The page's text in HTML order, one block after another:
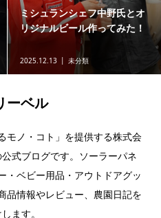
ミシュランシェフ中野氏とオ
リジナルビール作ってみた！
2025.12.13 未分類
ーベル
モノ・コト」を提供する株式会
式ブログです。ソーラーパネ
・ベビー用品・アウトドアグッ
品情報やレビュー、農園日記を
ます。